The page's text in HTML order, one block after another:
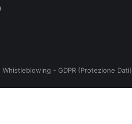
Whistleblowing - GDPR (Protezione Dati)